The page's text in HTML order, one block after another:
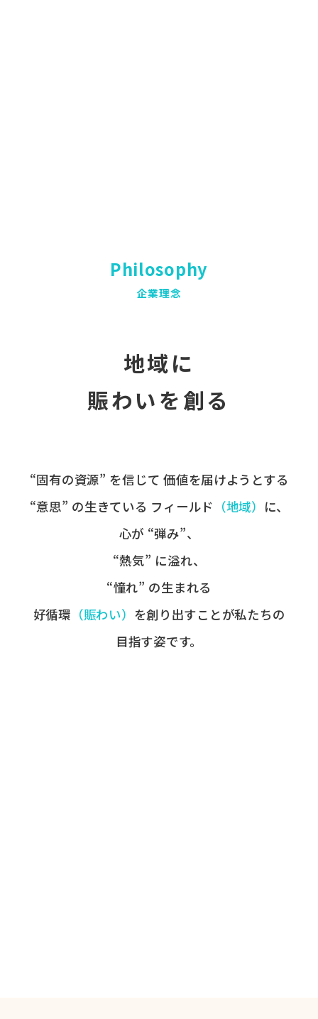
Philosophy
企業理念
地域に
賑わいを創る
“固有の​資源” を​信じて 価値を​届けようとする​
“意思” の​生きている フィールド ​（地域） に、
心が​ “弾み”、
“熱気” に​溢れ、
“憧れ” の​生まれる
好循環 ​（賑わい） を​創り出すことが​私たちの​
目指す姿です。​